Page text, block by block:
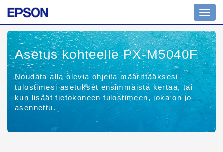
Asetus kohteelle PX-M5040F
Noudata alla olevia ohjeita määrittääksesi
tulostimesi asetukset ensimmäistä kertaa, tai
kun lisäät tietokoneen tulostimeen, joka on jo
asennettu.